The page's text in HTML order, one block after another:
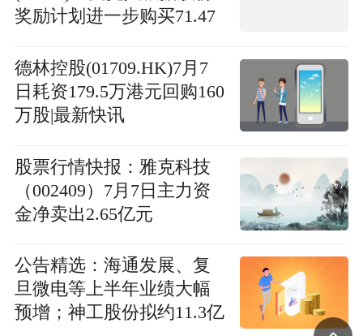
奖励计划进一步购买71.47
德林控股(01709.HK)7月7
日耗资179.5万港元回购160
万股|最新快讯
股票行情快报：雅克科技
（002409）7月7日主力资
金净卖出2.65亿元
公告精选：海通发展、复
旦微电等上半年业绩大幅
预增；神工股份拟约11.3亿